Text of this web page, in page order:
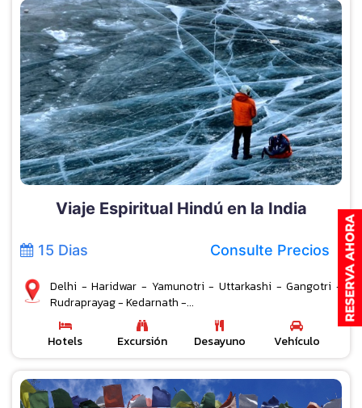
Viaje Espiritual Hindú en la India
15 Dias Consulte Precios
Delhi - Haridwar - Yamunotri - Uttarkashi - Gangotri -
Rudraprayag - Kedarnath -...
Hotels Excursión Desayuno Vehículo